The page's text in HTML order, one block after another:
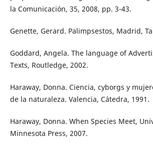
la Comunicación, 35, 2008, pp. 3-43.
Genette, Gerard. Palimpsestos, Madrid,
Goddard, Angela. The language of
Texts, Routledge, 2002.
Haraway, Donna. Ciencia, cyborgs y
de la naturaleza. Valencia, Cátedra, 1991.
Haraway, Donna. When Species Meet,
Minnesota Press, 2007.